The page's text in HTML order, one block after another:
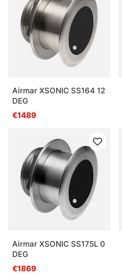
Airmar XSONIC SS164 12
DEG
€1489
Airmar XSONIC SS175L 0
DEG
€1869